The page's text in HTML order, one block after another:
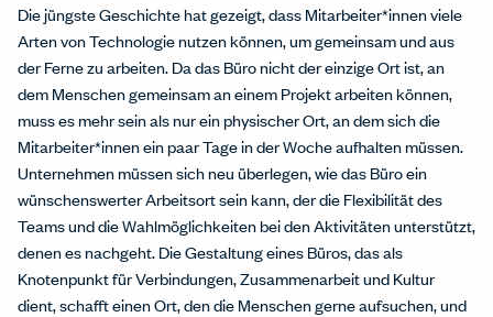
Die jüngste Geschichte hat gezeigt, dass Mitarbeiter*innen viele
Arten von Technologie nutzen können, um gemeinsam und aus
der Ferne zu arbeiten. Da das Büro nicht der einzige Ort ist, an
dem Menschen gemeinsam an einem Projekt arbeiten können,
muss es mehr sein als nur ein physischer Ort, an dem sich die
Mitarbeiter*innen ein paar Tage in der Woche aufhalten müssen.
Unternehmen müssen sich neu überlegen, wie das Büro ein
wünschenswerter Arbeitsort sein kann, der die Flexibilität des
Teams und die Wahlmöglichkeiten bei den Aktivitäten unterstützt,
denen es nachgeht. Die Gestaltung eines Büros, das als
Knotenpunkt für Verbindungen, Zusammenarbeit und Kultur
dient, schafft einen Ort, den die Menschen gerne aufsuchen, und